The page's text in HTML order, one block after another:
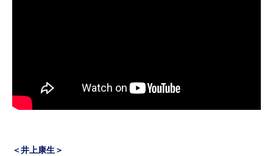
＜井上康生＞